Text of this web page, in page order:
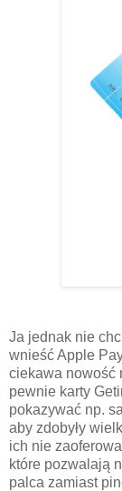
Ja jednak nie
wnieść Apple
ciekawa nowość
pewnie karty
pokazywać np.
aby zdobyły
ich nie
które pozwalają
palca zamiast